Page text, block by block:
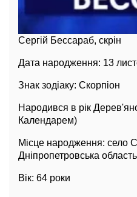
Сергій Бессараб, скрін
Дата народження: 13
Знак зодіаку: Скорпіон
Народився в рік
Календарем)
Місце народження: село
Дніпропетровська область
Вік: 64 роки